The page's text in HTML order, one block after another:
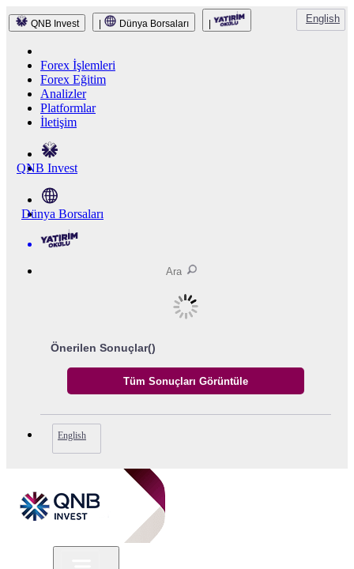
QNB Invest Dünya Borsaları English
Forex İşlemleri
Forex Eğitim
Analizler
Platformlar
İletişim
QNB Invest
Dünya Borsaları
Önerilen Sonuçlar()
English